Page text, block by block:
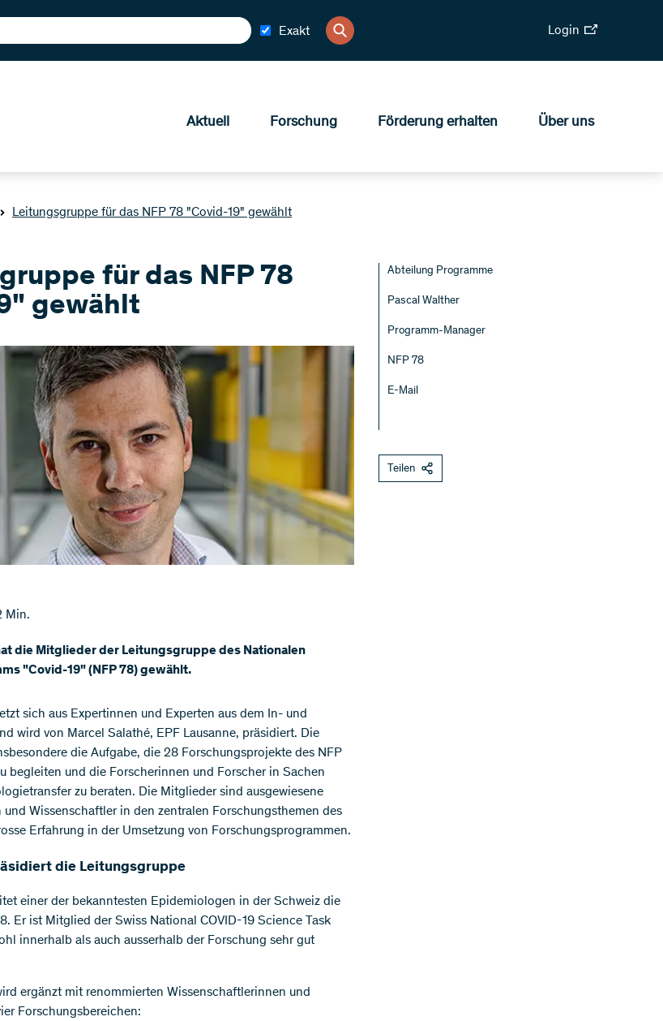
Exakt Login
Aktuell Forschung Förderung erhalten Über uns
Leitungsgruppe für das NFP 78 "Covid-19" gewählt
für das NFP 78
gewählt
Min.
die Mitglieder der Leitungsgruppe des Nationalen
"Covid-19" (NFP 78) gewählt.
sich aus Expertinnen und Experten aus dem In- und
wird von Marcel Salathé, EPF Lausanne, präsidiert. Die
die Aufgabe, die 28 Forschungsprojekte des NFP
begleiten und die Forscherinnen und Forscher in Sachen
zu beraten. Die Mitglieder sind ausgewiesene
Wissenschaftler in den zentralen Forschungsthemen des
Erfahrung in der Umsetzung von Forschungsprogrammen.
die Leitungsgruppe
einer der bekanntesten Epidemiologen in der Schweiz die
Er ist Mitglied der Swiss National COVID-19 Science Task
innerhalb als auch ausserhalb der Forschung sehr gut
ergänzt mit renommierten Wissenschaftlerinnen und
Forschungsbereichen:
Abteilung Programme
Pascal Walther
Programm-Manager
NFP 78
E-Mail
Teilen